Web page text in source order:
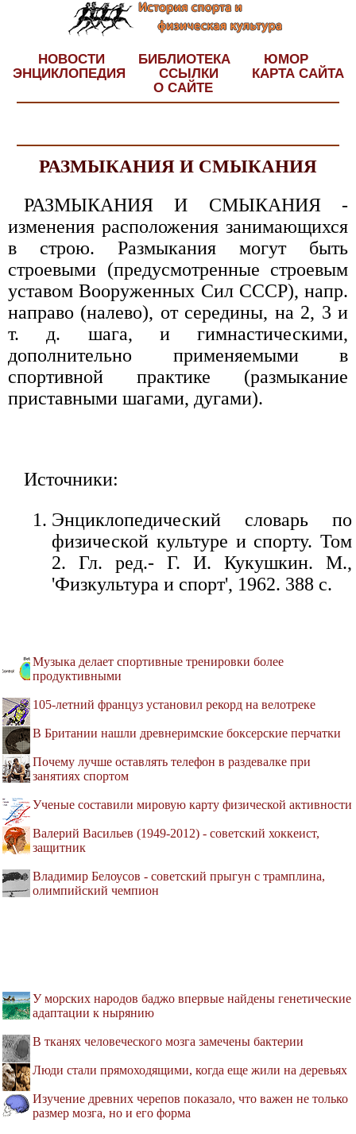
НОВОСТИ БИБЛИОТЕКА
ЮМОР
ЭНЦИКЛОПЕДИЯ
ССЫЛКИ
КАРТА САЙТА
О САЙТЕ
РАЗМЫКАНИЯ И СМЫКАНИЯ
РАЗМЫКАНИЯ И СМЫКАНИЯ -
изменения расположения занимающихся
в строю. Размыкания могут быть
строевыми (предусмотренные строевым
уставом Вооруженных Сил СССР), напр.
направо (налево), от середины, на 2, 3 и
т. д. шага, и гимнастическими,
дополнительно применяемыми в
спортивной практике (размыкание
приставными шагами, дугами).
Источники:
Энциклопедический словарь по
физической культуре и спорту. Том
2. Гл. ред.- Г. И. Кукушкин. М.,
'Физкультура и спорт', 1962. 388 с.
Музыка делает спортивные тренировки более
продуктивными
105-летний француз установил рекорд на велотреке
В Британии нашли древнеримские боксерские перчатки
Почему лучше оставлять телефон в раздевалке при
занятиях спортом
Ученые составили мировую карту физической активности
Валерий Васильев (1949-2012) - советский хоккеист,
защитник
Владимир Белоусов - советский прыгун с трамплина,
олимпийский чемпион
У морских народов баджо впервые найдены генетические
адаптации к нырянию
В тканях человеческого мозга замечены бактерии
Люди стали прямоходящими, когда еще жили на деревьях
Изучение древних черепов показало, что важен не только
размер мозга, но и его форма